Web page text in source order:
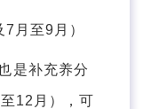
至9月）
是补充养分
12月），可